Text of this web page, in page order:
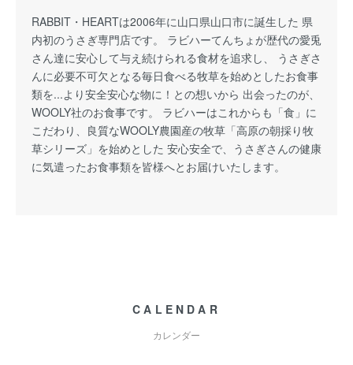
RABBIT・HEARTは2006年に山口県山口市に誕生した 県
内初のうさぎ専門店です。 ラビハーてんちょが歴代の愛兎
さん達に安心して与え続けられる食材を追求し、 うさぎさ
んに必要不可欠となる毎日食べる牧草を始めとしたお食事
類を...より安全安心な物に！との想いから 出会ったのが、
WOOLY社のお食事です。 ラビハーはこれからも「食」に
こだわり、良質なWOOLY農園産の牧草「高原の朝採り牧
草シリーズ」を始めとした 安心安全で、うさぎさんの健康
に気遣ったお食事類を皆様へとお届けいたします。
CALENDAR
カレンダー